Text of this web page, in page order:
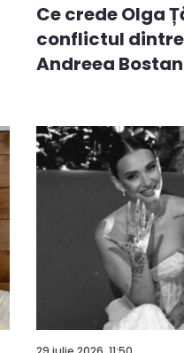
Ce crede Olga
conflictul dintre
Andreea